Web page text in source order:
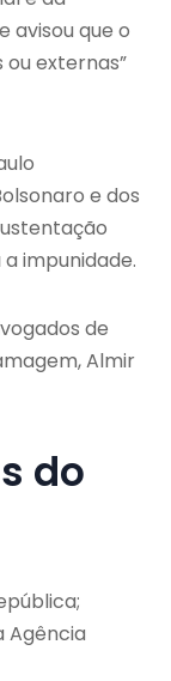
avisou que o
ou externas”
e dos
impunidade.
de
Almir
do
Agência